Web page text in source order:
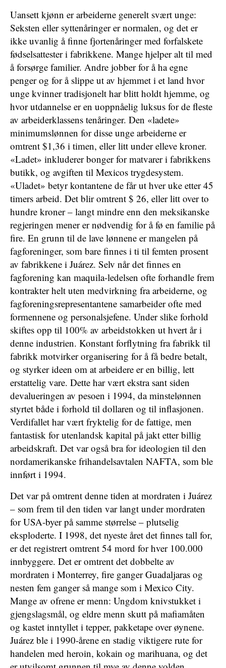
Uansett kjønn er arbeiderne generelt svært unge:
Seksten eller syttenåringer er normalen, og det er
ikke uvanlig å finne fjortenåringer med forfalskete
fødselsattester i fabrikkene. Mange hjelper alt til med
å forsørge familier. Andre jobber for å ha egne
penger og for å slippe ut av hjemmet i et land hvor
unge kvinner tradisjonelt har blitt holdt hjemme, og
hvor utdannelse er en uoppnåelig luksus for de fleste
av arbeiderklassens tenåringer. Den «ladete»
minimumslønnen for disse unge arbeiderne er
omtrent $1,36 i timen, eller litt under elleve kroner.
«Ladet» inkluderer bonger for matvarer i fabrikkens
butikk, og avgiften til Mexicos trygdesystem.
«Uladet» betyr kontantene de får ut hver uke etter 45
timers arbeid. Det blir omtrent $ 26, eller litt over to
hundre kroner – langt mindre enn den meksikanske
regjeringen mener er nødvendig for å fø en familie på
fire. En grunn til de lave lønnene er mangelen på
fagforeninger, som bare finnes i ti til femten prosent
av fabrikkene i Juárez. Selv når det finnes en
fagforening kan maquila-ledelsen ofte forhandle frem
kontrakter helt uten medvirkning fra arbeiderne, og
fagforeningsrepresentantene samarbeider ofte med
formennene og personalsjefene. Under slike forhold
skiftes opp til 100% av arbeidstokken ut hvert år i
denne industrien. Konstant forflytning fra fabrikk til
fabrikk motvirker organisering for å få bedre betalt,
og styrker ideen om at arbeidere er en billig, lett
erstattelig vare. Dette har vært ekstra sant siden
devalueringen av pesoen i 1994, da minstelønnen
styrtet både i forhold til dollaren og til inflasjonen.
Verdifallet har vært fryktelig for de fattige, men
fantastisk for utenlandsk kapital på jakt etter billig
arbeidskraft. Det var også bra for ideologien til den
nordamerikanske frihandelsavtalen NAFTA, som ble
innført i 1994.
Det var på omtrent denne tiden at mordraten i Juárez
– som frem til den tiden var langt under mordraten
for USA-byer på samme størrelse – plutselig
eksploderte. I 1998, det nyeste året det finnes tall for,
er det registrert omtrent 54 mord for hver 100.000
innbyggere. Det er omtrent det dobbelte av
mordraten i Monterrey, fire ganger Guadaljaras og
nesten fem ganger så mange som i Mexico City.
Mange av ofrene er menn: Ungdom knivstukket i
gjengslagsmål, og eldre menn skutt på mafiamåten
og kastet inntyllet i tepper, pakketape over øynene.
Juárez ble i 1990-årene en stadig viktigere rute for
handelen med heroin, kokain og marihuana, og det